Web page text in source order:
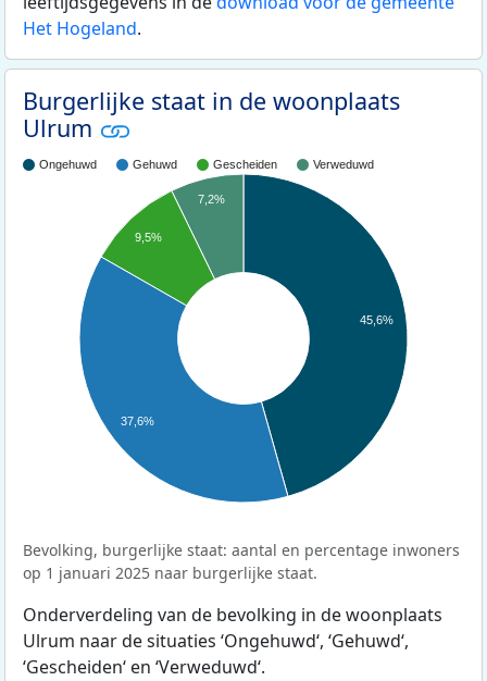
Het Hogeland.
Burgerlijke staat in de woonplaats
Ulrum
Ongehuwd Gehuwd Gescheiden Verweduwd
45,6%
7,2%
9,5%
37,6%
Bevolking, burgerlijke staat: aantal en percentage inwoners
op 1 januari 2025 naar burgerlijke staat.
Onderverdeling van de bevolking in de woonplaats
Ulrum naar de situaties ‘Ongehuwd‘, ‘Gehuwd‘,
‘Gescheiden‘ en ‘Verweduwd‘.